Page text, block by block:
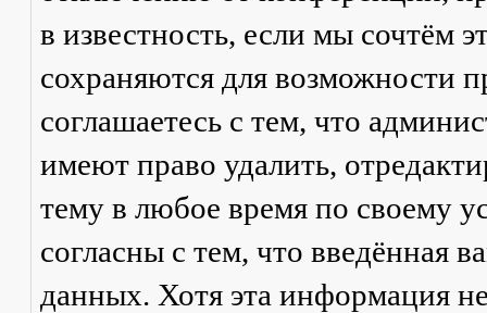
в известность, если мы сочтём
сохраняются для возможности
соглашаетесь с тем, что
имеют право удалить,
тему в любое время по своему
согласны с тем, что введённая
данных. Хотя эта информация